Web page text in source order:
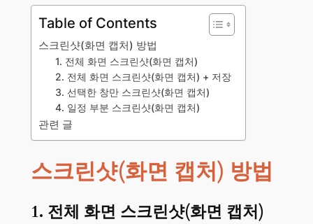
Table of Contents
스크린샷(화면 캡처) 방법
1. 전체 화면 스크린샷(화면 캡처)
2. 전체 화면 스크린샷(화면 캡처) + 저장
3. 선택한 창만 스크린샷(화면 캡처)
4. 일정 부분 스크린샷(화면 캡처)
관련 글
스크린샷(화면 캡처) 방법
1. 전체 화면 스크린샷(화면 캡처)